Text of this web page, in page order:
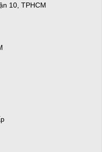
10, TPHCM